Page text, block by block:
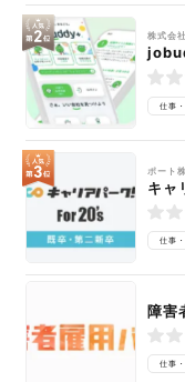
株式会
仕事
ポート
キャ
仕事
障害
仕事